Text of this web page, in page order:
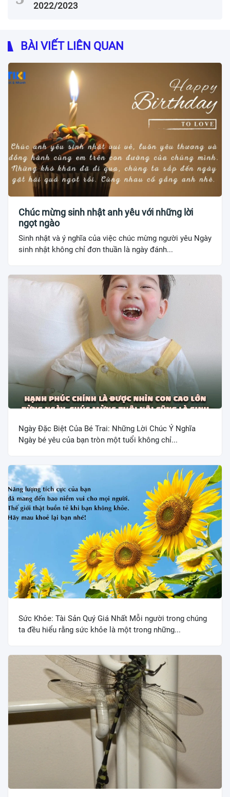
2022/2023
BÀI VIẾT LIÊN QUAN
Chúc mừng sinh nhật anh yêu với những lời
ngọt ngào
Sinh nhật và ý nghĩa của việc chúc mừng người yêu Ngày
sinh nhật không chỉ đơn thuần là ngày đánh...
Ngày Đặc Biệt Của Bé Trai: Những Lời Chúc Ý Nghĩa
Ngày bé yêu của bạn tròn một tuổi không chỉ...
Sức Khỏe: Tài Sản Quý Giá Nhất Mỗi người trong chúng
ta đều hiểu rằng sức khỏe là một trong những...